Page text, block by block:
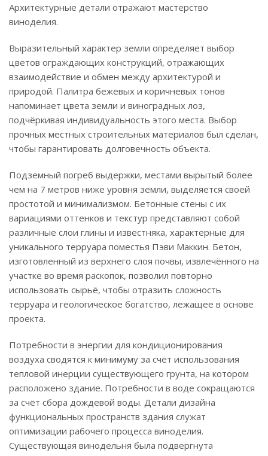
Архитектурные детали отражают мастерство
виноделия.
Выразительный характер земли определяет выбор
цветов ограждающих конструкций, отражающих
взаимодействие и обмен между архитектурой и
природой. Палитра бежевых и коричневых тонов
напоминает цвета земли и виноградных лоз,
подчёркивая индивидуальность этого места. Выбор
прочных местных строительных материалов был сделан,
чтобы гарантировать долговечность объекта.
Подземный погреб выдержки, местами вырытый более
чем на 7 метров ниже уровня земли, выделяется своей
простотой и минимализмом. Бетонные стены с их
вариациями оттенков и текстур представляют собой
различные слои глины и известняка, характерные для
уникального терруара поместья Пэви Маккин. Бетон,
изготовленный из верхнего слоя почвы, извлечённого на
участке во время раскопок, позволил повторно
использовать сырьё, чтобы отразить сложность
терруара и геологическое богатство, лежащее в основе
проекта.
Потребности в энергии для кондиционирования
воздуха сводятся к минимуму за счёт использования
тепловой инерции существующего грунта, на котором
расположено здание. Потребности в воде сокращаются
за счёт сбора дождевой воды. Детали дизайна
функциональных пространств здания служат
оптимизации рабочего процесса виноделия.
Существующая винодельня была подвергнута